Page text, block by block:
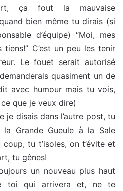
ça fout la mauvaise
bien même tu dirais (si
d’équipe) “Moi, mes
tiens!” C’est un peu les tenir
Le fouet serait autorisé
quasiment un de
avec humour mais tu vois,
ce que je veux dire)
je disais dans l’autre post, tu
la Grande Gueule à la Sale
coup, tu t’isoles, on t’évite et
tu gênes!
un nouveau plus haut
toi qui arrivera et, ne te